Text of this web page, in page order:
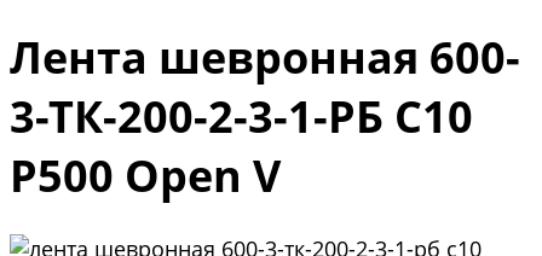
Лента шевронная 600-
3-ТК-200-2-3-1-РБ C10
P500 Open V